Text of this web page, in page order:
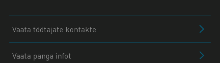
Vaata töötajate kontakte
Vaata panga infot